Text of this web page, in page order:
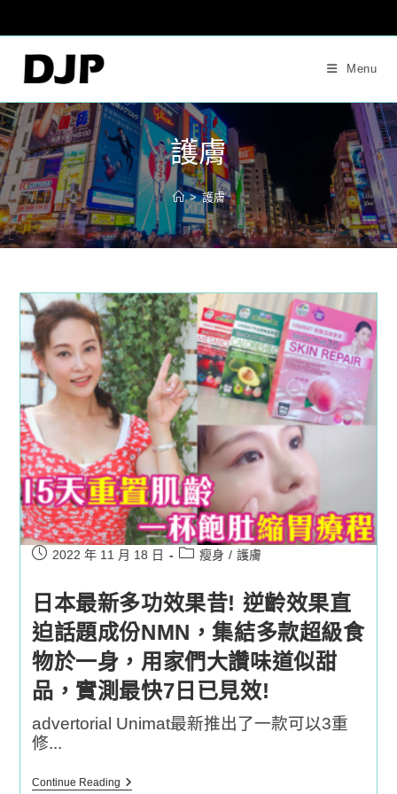
content
Menu
護膚
> 護膚
Post2022 年 11 月 18 日
Post瘦身 / 護膚
日本最新多功效果昔! 逆齡效果直
迫話題成份NMN，集結多款超級食
物於一身，用家們大讚味道似甜
品，實測最快7日已見效!
advertorial Unimat最新推出了一款可以3重
修...
Continue Reading日